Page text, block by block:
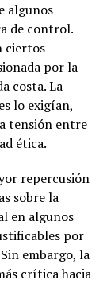
algunos
de control.
ciertos
por la
costa. La
lo exigían,
tensión entre
ética.
repercusión
sobre la
en algunos
por
embargo, la
crítica hacia